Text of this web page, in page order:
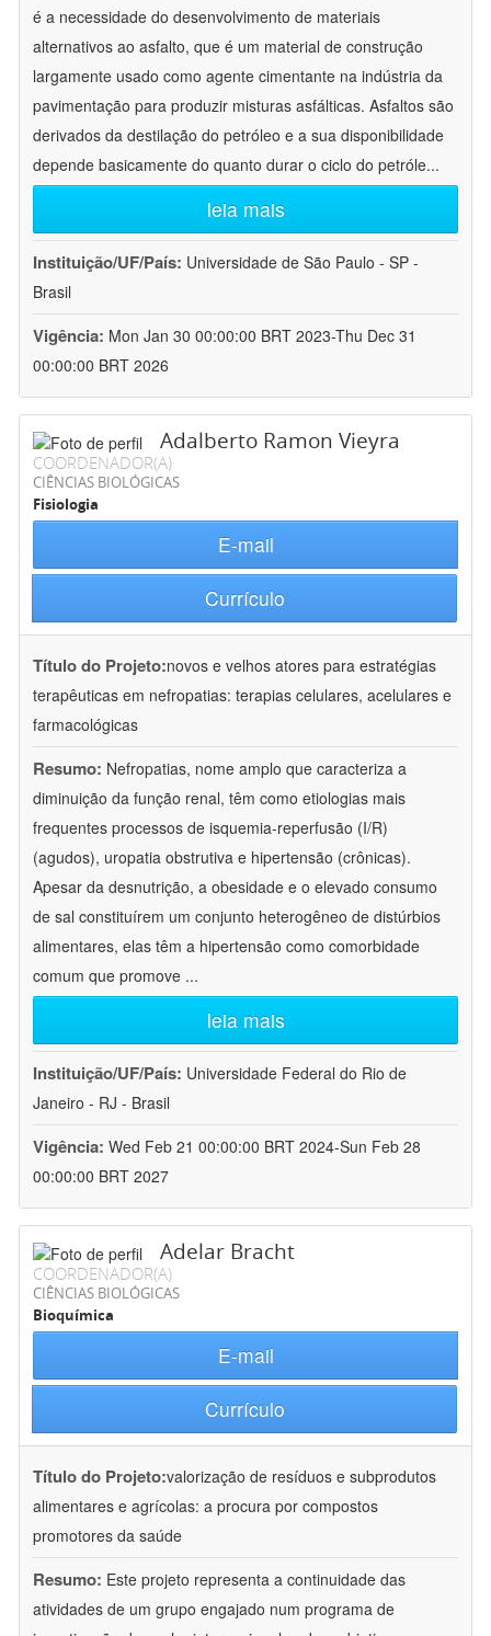
é a necessidade do desenvolvimento de materiais
alternativos ao asfalto, que é um material de construção
largamente usado como agente cimentante na indústria da
pavimentação para produzir misturas asfálticas. Asfaltos são
derivados da destilação do petróleo e a sua disponibilidade
depende basicamente do quanto durar o ciclo do petróle...
leia mais
Instituição/UF/País: Universidade de São Paulo - SP -
Brasil
Vigência: Mon Jan 30 00:00:00 BRT 2023-Thu Dec 31
00:00:00 BRT 2026
Adalberto Ramon Vieyra
COORDENADOR(A)
CIÊNCIAS BIOLÓGICAS
Fisiologia
E-mail
Currículo
Título do Projeto:novos e velhos atores para estratégias
terapêuticas em nefropatias: terapias celulares, acelulares e
farmacológicas
Resumo: Nefropatias, nome amplo que caracteriza a
diminuição da função renal, têm como etiologias mais
frequentes processos de isquemia-reperfusão (I/R)
(agudos), uropatia obstrutiva e hipertensão (crônicas).
Apesar da desnutrição, a obesidade e o elevado consumo
de sal constituírem um conjunto heterogêneo de distúrbios
alimentares, elas têm a hipertensão como comorbidade
comum que promove ...
leia mais
Instituição/UF/País: Universidade Federal do Rio de
Janeiro - RJ - Brasil
Vigência: Wed Feb 21 00:00:00 BRT 2024-Sun Feb 28
00:00:00 BRT 2027
Adelar Bracht
COORDENADOR(A)
CIÊNCIAS BIOLÓGICAS
Bioquímica
E-mail
Currículo
Título do Projeto:valorização de resíduos e subprodutos
alimentares e agrícolas: a procura por compostos
promotores da saúde
Resumo: Este projeto representa a continuidade das
atividades de um grupo engajado num programa de